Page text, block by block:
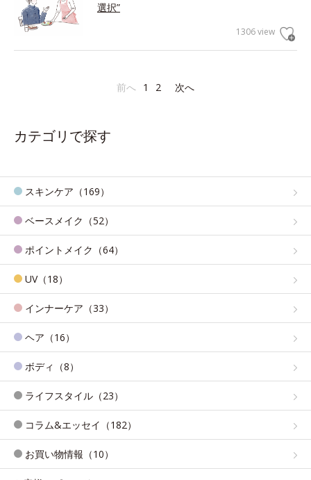
選択”
1306 view
前へ 1 2 次へ
カテゴリで探す
スキンケア（169）
ベースメイク（52）
ポイントメイク（64）
UV（18）
インナーケア（33）
ヘア（16）
ボディ（8）
ライフスタイル（23）
コラム&エッセイ（182）
お買い物情報（10）